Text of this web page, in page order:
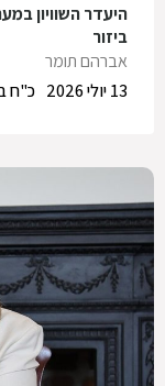
היעדר השוויון
ביזור
אברהם תומר
כ"ח
13 יולי 2026